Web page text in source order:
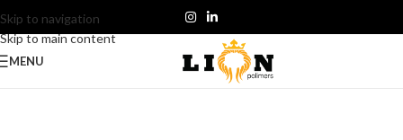
Skip to navigation
Skip to main content
MENU